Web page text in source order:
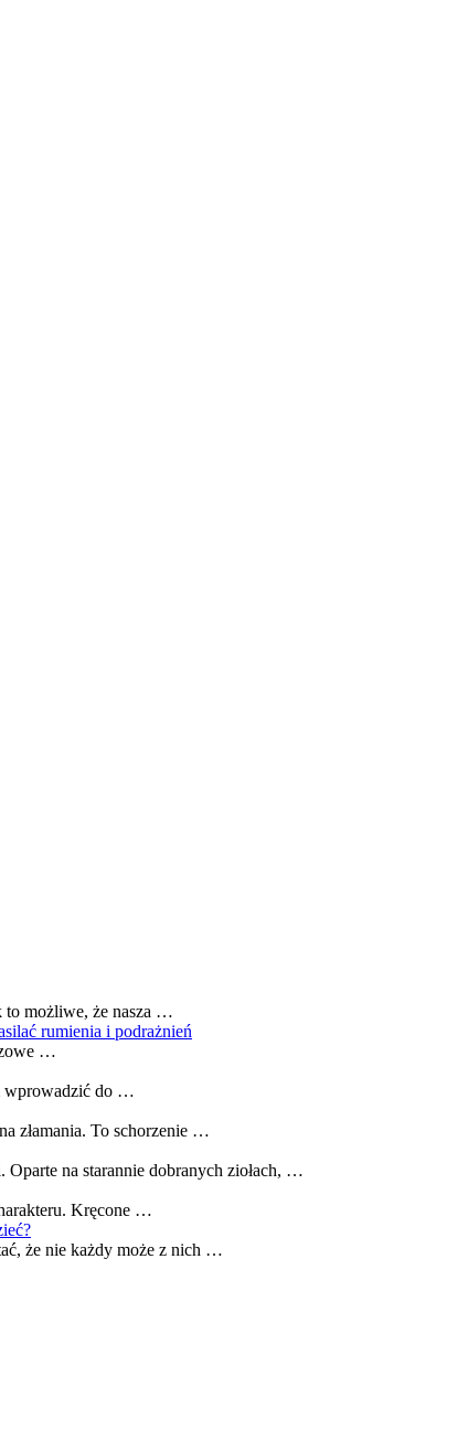
to możliwe, że nasza …
rumienia i podrażnień
…
wprowadzić do …
złamania. To schorzenie …
na starannie dobranych ziołach, …
Kręcone …
że nie każdy może z nich …